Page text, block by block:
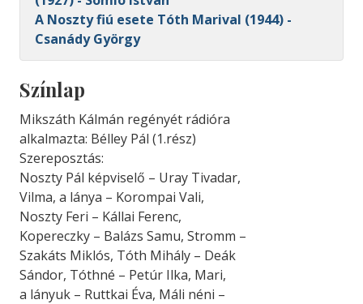
A Noszty fiú esete Tóth Marival (1944) -
Csanády György
Színlap
Mikszáth Kálmán regényét rádióra
alkalmazta: Bélley Pál (1.rész)
Szereposztás:
Noszty Pál képviselő – Uray Tivadar,
Vilma, a lánya – Korompai Vali,
Noszty Feri – Kállai Ferenc,
Kopereczky – Balázs Samu, Stromm –
Szakáts Miklós, Tóth Mihály – Deák
Sándor, Tóthné – Petúr Ilka, Mari,
a lányuk – Ruttkai Éva, Máli néni –